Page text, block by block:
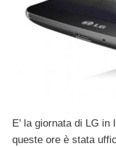
E’ la giornata di LG
queste ore è stata